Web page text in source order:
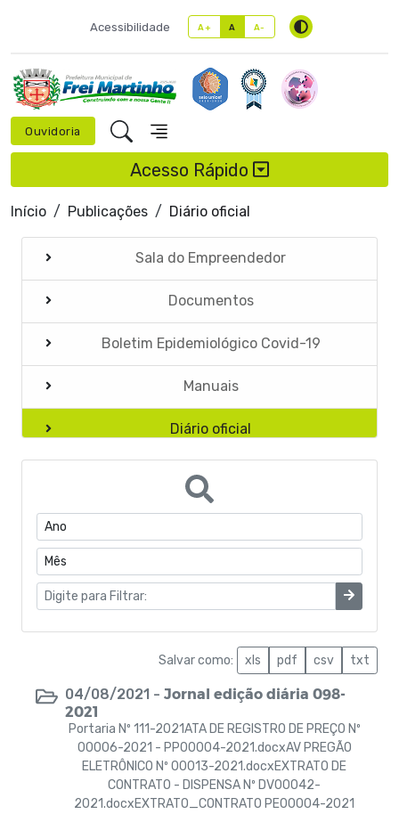
Acessibilidade A+ A A-
Ouvidoria
Acesso Rápido
Início Publicações Diário oficial
Sala do Empreendedor
Documentos
Boletim Epidemiológico Covid-19
Manuais
Diário oficial
Resumo Folha de Pagamento
Diárias
Contribuição Sindical
Planos de Carreira
Conselhos Municipais
Convênios Municipal
Páginas complementares
Gerenciamento de Frota de Veículos e
Salvar como: xls pdf csv txt
04/08/2021 - Jornal edição diária 098-
2021
Portaria Nº 111-2021ATA DE REGISTRO DE PREÇO Nº
00006-2021 - PP00004-2021.docxAV PREGÃO
ELETRÔNICO Nº 00013-2021.docxEXTRATO DE
CONTRATO - DISPENSA Nº DV00042-
2021.docxEXTRATO_CONTRATO PE00004-2021